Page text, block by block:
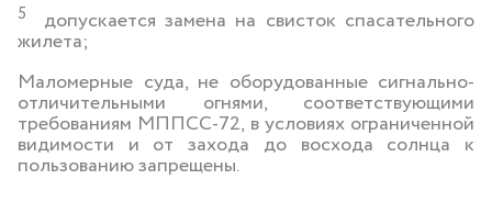
5 допускается замена на свисток спасательного
жилета;
Маломерные суда, не оборудованные сигнально-
отличительными огнями, соответствующими
требованиям МППСС-72, в условиях ограниченной
видимости и от захода до восхода солнца к
пользованию запрещены.